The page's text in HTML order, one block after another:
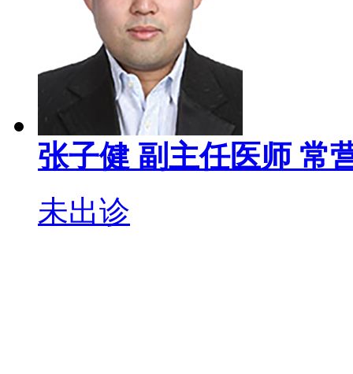
张子健 副主任医师 常
未出诊